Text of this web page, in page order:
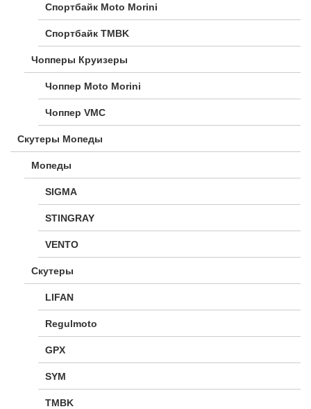
Спортбайк Moto Morini
Спортбайк TMBK
Чопперы Круизеры
Чоппер Moto Morini
Чоппер VMC
Скутеры Мопеды
Мопеды
SIGMA
STINGRAY
VENTO
Скутеры
LIFAN
Regulmoto
GPX
SYM
TMBK